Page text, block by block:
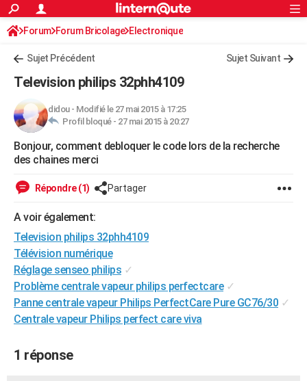
ACTUALITÉS
Politique
Société
Faits Divers
Education
Monde
Villes
+
Retraite
Impôts
Epargne
Immobilier
Risques naturels par ville
Banque
Assurance
Crédit
AUTO
Essais
Réserver un essai
Citadines
Berlines
SUV
Forum auto
+HIGH-TECH
Mobiles
Meilleur smartphone
Internet
Ordinateurs
Jeux vidéo
Guide high-tech
BRICOLAGE
WEEK-END
Guides de France
Escapades
Patrimoine
Expositions
Musées
Week-end nature
+LIFESTYLE
Art de vivre
Bien-être
Loisirs
Mode
Modes de vie
SANTE
Alimentation
Guide de la santé
Maladies
Médicaments
Sommeil
Destinations
City break
Voyage nature
Voyage de noces
Forum
Climat
+PHOTO
GUIDES D'ACHAT
S'inscrire
Connexion
Forum Forum Bricolage Electronique
Sujet Précédent Sujet Suivant
Television philips 32phh4109
didou- Modifié le 27 mai 2015 à 17:25
Profil bloqué - 27 mai 2015 à 20:27
Bonjour, comment debloquer le code lors de la recherche
des chaines merci
Répondre (1) Partager
A voir également:
Television philips 32phh4109
Télévision numérique
Réglage senseo philips ✓
Problème centrale vapeur philips perfectcare ✓
Panne centrale vapeur Philips PerfectCare Pure GC76/30 ✓
Centrale vapeur Philips perfect care viva
1 réponse